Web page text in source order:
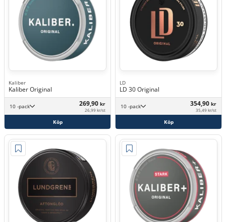
Kaliber
Kaliber Original
10 -pack 269,90 kr
26,99 kr/st
Köp
LD
LD 30 Original
10 -pack 354,90 kr
35,49 kr/st
Köp